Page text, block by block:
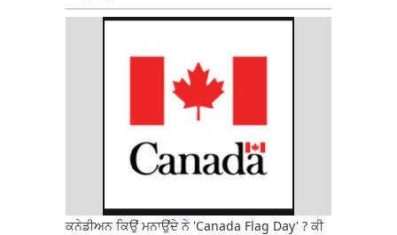
ਕਨੇਡੀਅਨ ਕਿਉਂ ਮਨਾਉਂਦੇ ਨੇ 'Canada Flag Day' ? ਕੀ